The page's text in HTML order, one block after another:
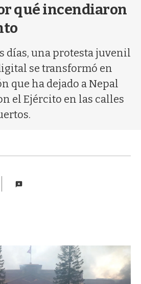
e
d
qué incendiaron
días, una protesta juvenil
se transformó en
que ha dejado a Nepal
el Ejército en las calles